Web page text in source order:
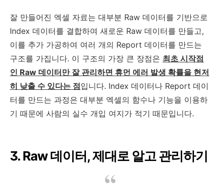
잘 만들어진 엑셀 자료는 대부분 Raw 데이터를 기반으로
Index 데이터를 결합하여 새로운 Raw 데이터를 만들고,
이를 추가 가공하여 여러 개의 Report 데이터를 만드는
구조를 가집니다. 이 구조의 가장 큰 장점은 최초 시작점
인 Raw 데이터만 잘 관리하면 휴먼 에러 발생 확률을 현저
히 낮출 수 있다는 점입니다. Index 데이터나 Report 데이
터를 만드는 과정은 대부분 엑셀의 함수나 기능을 이용하
기 때문에 사람의 실수 개입 여지가 적기 때문입니다.
3. Raw 데이터, 제대로 알고 관리하기